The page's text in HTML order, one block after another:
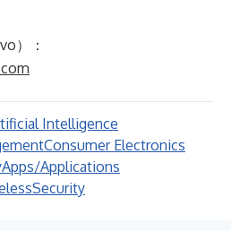
）：
Intelligence
Consumer Electronics
Apps/Applications
Security